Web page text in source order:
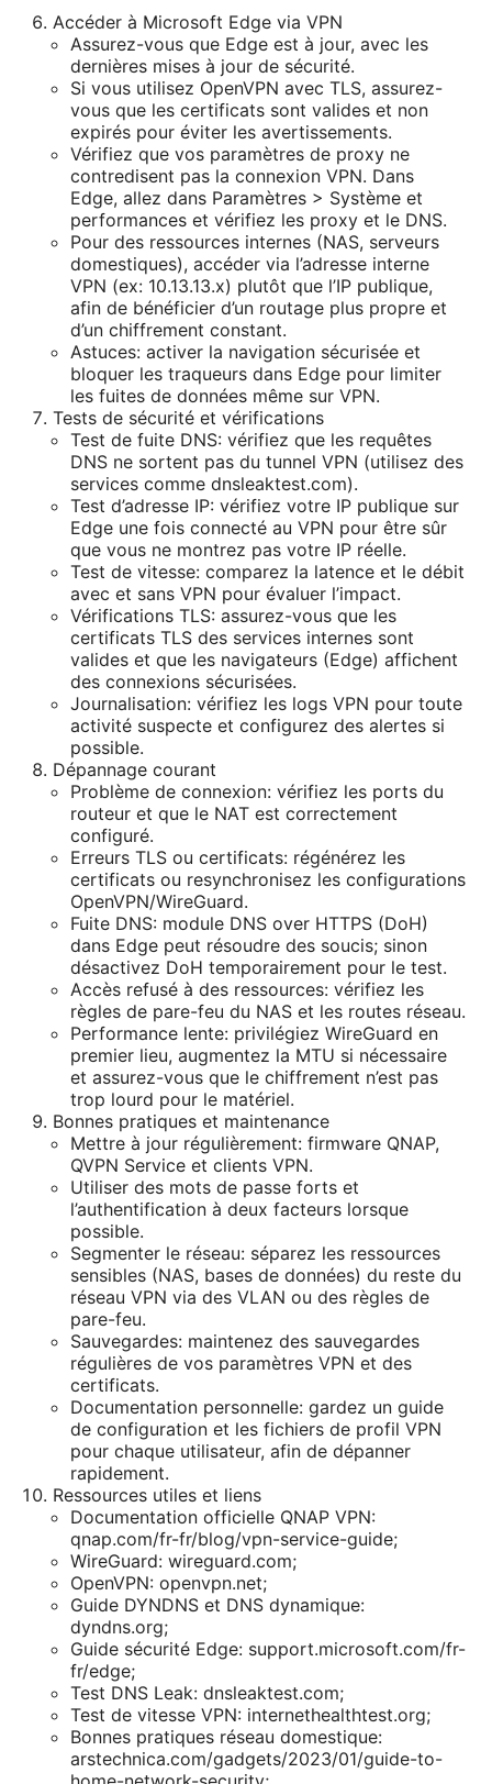
Accéder à Microsoft Edge via VPN
Assurez-vous que Edge est à jour, avec les
dernières mises à jour de sécurité.
Si vous utilisez OpenVPN avec TLS, assurez-
vous que les certificats sont valides et non
expirés pour éviter les avertissements.
Vérifiez que vos paramètres de proxy ne
contredisent pas la connexion VPN. Dans
Edge, allez dans Paramètres > Système et
performances et vérifiez les proxy et le DNS.
Pour des ressources internes (NAS, serveurs
domestiques), accéder via l’adresse interne
VPN (ex: 10.13.13.x) plutôt que l’IP publique,
afin de bénéficier d’un routage plus propre et
d’un chiffrement constant.
Astuces: activer la navigation sécurisée et
bloquer les traqueurs dans Edge pour limiter
les fuites de données même sur VPN.
Tests de sécurité et vérifications
Test de fuite DNS: vérifiez que les requêtes
DNS ne sortent pas du tunnel VPN (utilisez des
services comme dnsleaktest.com).
Test d’adresse IP: vérifiez votre IP publique sur
Edge une fois connecté au VPN pour être sûr
que vous ne montrez pas votre IP réelle.
Test de vitesse: comparez la latence et le débit
avec et sans VPN pour évaluer l’impact.
Vérifications TLS: assurez-vous que les
certificats TLS des services internes sont
valides et que les navigateurs (Edge) affichent
des connexions sécurisées.
Journalisation: vérifiez les logs VPN pour toute
activité suspecte et configurez des alertes si
possible.
Dépannage courant
Problème de connexion: vérifiez les ports du
routeur et que le NAT est correctement
configuré.
Erreurs TLS ou certificats: régénérez les
certificats ou resynchronisez les configurations
OpenVPN/WireGuard.
Fuite DNS: module DNS over HTTPS (DoH)
dans Edge peut résoudre des soucis; sinon
désactivez DoH temporairement pour le test.
Accès refusé à des ressources: vérifiez les
règles de pare-feu du NAS et les routes réseau.
Performance lente: privilégiez WireGuard en
premier lieu, augmentez la MTU si nécessaire
et assurez-vous que le chiffrement n’est pas
trop lourd pour le matériel.
Bonnes pratiques et maintenance
Mettre à jour régulièrement: firmware QNAP,
QVPN Service et clients VPN.
Utiliser des mots de passe forts et
l’authentification à deux facteurs lorsque
possible.
Segmenter le réseau: séparez les ressources
sensibles (NAS, bases de données) du reste du
réseau VPN via des VLAN ou des règles de
pare-feu.
Sauvegardes: maintenez des sauvegardes
régulières de vos paramètres VPN et des
certificats.
Documentation personnelle: gardez un guide
de configuration et les fichiers de profil VPN
pour chaque utilisateur, afin de dépanner
rapidement.
Ressources utiles et liens
Documentation officielle QNAP VPN:
qnap.com/fr-fr/blog/vpn-service-guide;
WireGuard: wireguard.com;
OpenVPN: openvpn.net;
Guide DYNDNS et DNS dynamique:
dyndns.org;
Guide sécurité Edge: support.microsoft.com/fr-
fr/edge;
Test DNS Leak: dnsleaktest.com;
Test de vitesse VPN: internethealthtest.org;
Bonnes pratiques réseau domestique:
arstechnica.com/gadgets/2023/01/guide-to-